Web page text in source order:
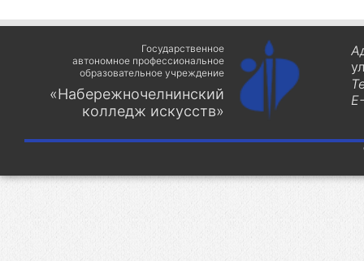
Государственное
автономное профессиональное
образовательное учреждение
«Набережночелнинский
колледж искусств»